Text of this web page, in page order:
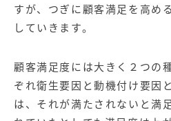
すが、つぎに顧客満足を高め
していきます。
顧客満足度には大きく２つの
ぞれ衛生要因と動機付け要因
は、それが満たされないと満